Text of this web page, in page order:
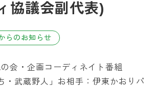
協議会副代表)
らのお知らせ
会・企画コーディネイト番組
・武蔵野人」お相手：伊東かおりパ